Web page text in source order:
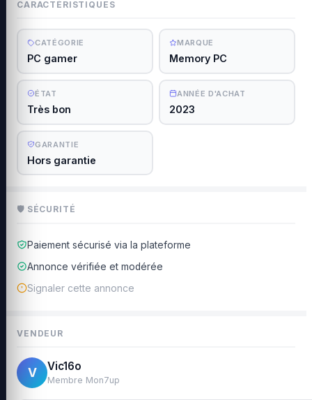
CARACTÉRISTIQUES
CATÉGORIE
PC gamer
MARQUE
Memory PC
ÉTAT
Très bon
ANNÉE D'ACHAT
2023
GARANTIE
Hors garantie
🛡 SÉCURITÉ
Paiement sécurisé via la plateforme
Annonce vérifiée et modérée
Signaler cette annonce
VENDEUR
V Vic16o
Membre Mon7up